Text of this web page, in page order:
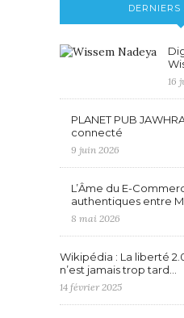
DERNIERS
16
PLANET PUB
connecté
9 juin 2026
L’Âme du E-
authentiques entre
8 mai 2026
Wikipédia : La liberté
n’est jamais trop tard…
14 février 2025